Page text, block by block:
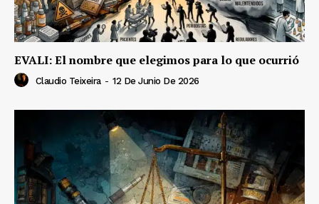
EVALI: El nombre que elegimos para lo que ocurrió
Claudio Teixeira - 12 De Junio De 2026